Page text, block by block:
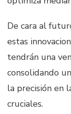
De cara al
estas
tendrán una
consolidando
la precisión en
cruciales.